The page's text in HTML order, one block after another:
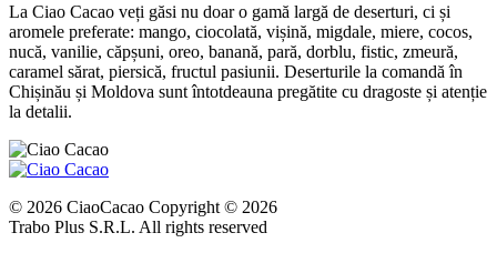
La Ciao Cacao veți găsi nu doar o gamă largă de deserturi, ci și
aromele preferate: mango, ciocolată, vișină, migdale, miere, cocos,
nucă, vanilie, căpșuni, oreo, banană, pară, dorblu, fistic, zmeură,
caramel sărat, piersică, fructul pasiunii. Deserturile la comandă în
Chișinău și Moldova sunt întotdeauna pregătite cu dragoste și atenție
la detalii.
© 2026 CiaoCacao Copyright © 2026
Trabo Plus S.R.L. All rights reserved